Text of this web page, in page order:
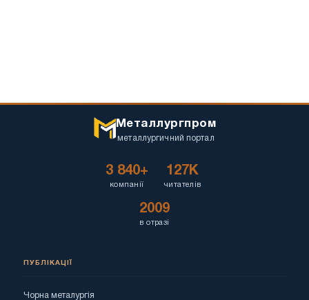
Металлургпром
металлургичний портал
3 840+
компанії
127K
читателів
2009
в отразі
ПУБЛІКАЦІЇ
Чорна металургія